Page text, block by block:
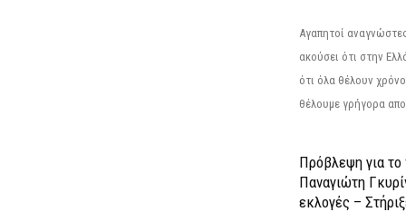
Αγαπητοί
ακούσει ότι στην
ότι όλα θέλουν
θέλουμε γρήγορα
Πρόβλεψη για
Παναγιώτη
εκλογές –